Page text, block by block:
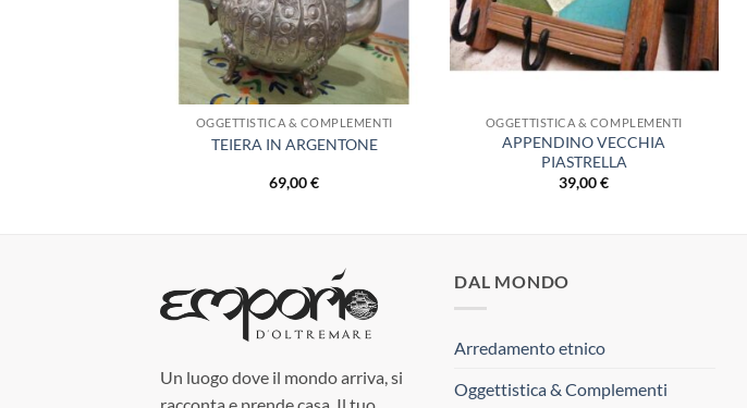
OGGETTISTICA & COMPLEMENTI
TEIERA IN ARGENTONE
69,00€
OGGETTISTICA & COMPLEMENTI
APPENDINO VECCHIA
PIASTRELLA
39,00€
Un luogo dove il mondo arriva, si
racconta e prende casa. Il tuo
DAL MONDO
Arredamento etnico
Oggettistica & Complementi